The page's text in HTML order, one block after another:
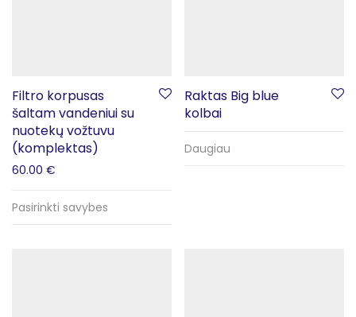
Filtro korpusas
šaltam vandeniui su
nuotekų vožtuvu
(komplektas)
60.00 €
Pasirinkti savybes
Raktas Big blue
kolbai
Daugiau